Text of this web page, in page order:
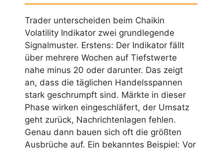
Trader unterscheiden beim Chaikin
Volatility Indikator zwei grundlegende
Signalmuster. Erstens: Der Indikator fällt
über mehrere Wochen auf Tiefstwerte
nahe minus 20 oder darunter. Das zeigt
an, dass die täglichen Handelsspannen
stark geschrumpft sind. Märkte in dieser
Phase wirken eingeschläfert, der Umsatz
geht zurück, Nachrichtenlagen fehlen.
Genau dann bauen sich oft die größten
Ausbrüche auf. Ein bekanntes Beispiel: Vor